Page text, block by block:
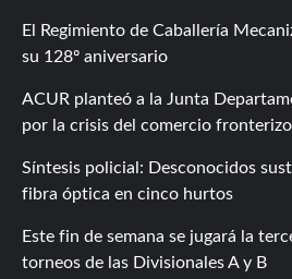
El Regimiento de Caballería
su 128º aniversario
ACUR planteó a la Junta
por la crisis del comercio fronterizo
Síntesis policial: Desconocidos
fibra óptica en cinco hurtos
Este fin de semana se jugará la
torneos de las Divisionales A y B